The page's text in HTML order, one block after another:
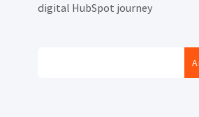
digital HubSpot journey